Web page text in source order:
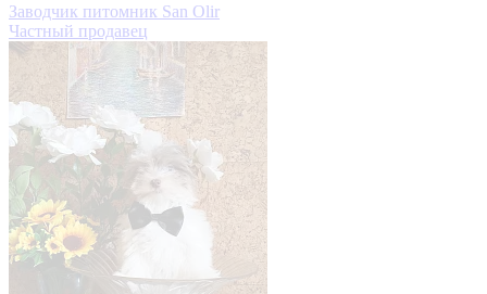
Заводчик питомник San Olir
Частный продавец